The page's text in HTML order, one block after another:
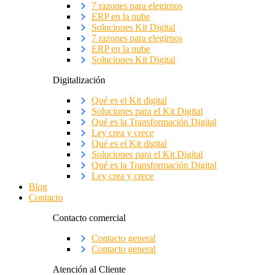
7 razones para elegirnos
ERP en la nube
Soluciones Kit Digital
7 razones para elegirnos
ERP en la nube
Soluciones Kit Digital
Digitalización
Qué es el Kit digital
Soluciones para el Kit Digital
Qué es la Transformación Digital
Ley crea y crece
Qué es el Kit digital
Soluciones para el Kit Digital
Qué es la Transformación Digital
Ley crea y crece
Blog
Contacto
Contacto comercial
Contacto general
Contacto general
Atención al Cliente